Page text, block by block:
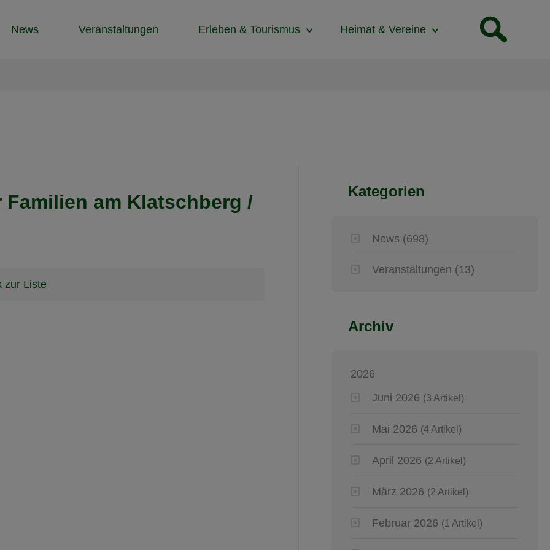
News
Veranstaltungen Erleben & Tourismus Heimat & Vereine
am Klatschberg /
zur Liste
Kategorien
News (698)
Veranstaltungen (13)
Archiv
2026
Juni 2026 (3 Artikel)
Mai 2026 (4 Artikel)
April 2026 (2 Artikel)
März 2026 (2 Artikel)
Februar 2026 (1 Artikel)